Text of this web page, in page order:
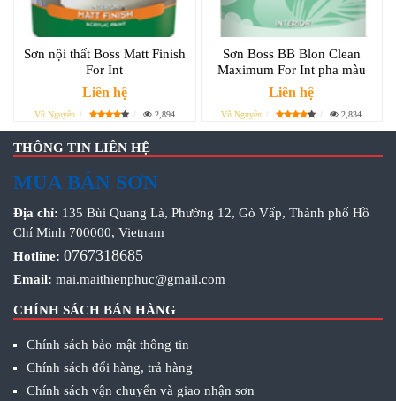
Sơn nội thất Boss Matt Finish
For Int
Liên hệ
Vũ Nguyễn 2,894
Sơn Boss BB Blon Clean
Maximum For Int pha màu
Liên hệ
Vũ Nguyễn 2,834
THÔNG TIN LIÊN HỆ
MUA BÁN SƠN
Địa chỉ: 135 Bùi Quang Là, Phường 12, Gò Vấp, Thành phố Hồ
Chí Minh 700000, Vietnam
Hotline: 0767318685
Email: mai.maithienphuc@gmail.com
CHÍNH SÁCH BÁN HÀNG
Chính sách bảo mật thông tin
Chính sách đổi hàng, trả hàng
Chính sách vận chuyển và giao nhận sơn